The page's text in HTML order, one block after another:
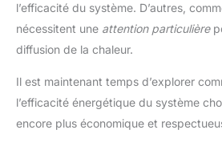
l’efficacité du système. D’autres,
nécessitent une attention particulière
diffusion de la chaleur.
Il est maintenant temps d’explorer
l’efficacité énergétique du système
encore plus économique et